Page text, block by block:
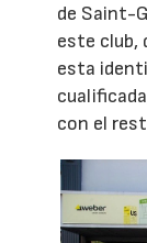
de Saint-
este club,
esta
con el